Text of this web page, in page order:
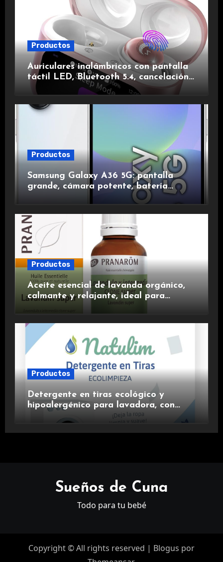
Productos
Auriculares inalámbricos con pantalla
táctil LED, Bluetooth 5.4, cancelación
de ruido, impermeables y de larga
duración.
Productos
Samsung Galaxy A36 5G: pantalla
grande, cámara potente, batería
duradera y carga rápida para una
Productos
Aceite esencial de lavanda orgánico,
calmante y relajante, ideal para
Productos
Detergente en tiras ecológico y
hipoalergénico para lavadora, con
suavizante incluido y fragancia de
lavanda.
Sueños de Cuna
Todo para tu bebé
Copyright © All rights reserved | Blogus por